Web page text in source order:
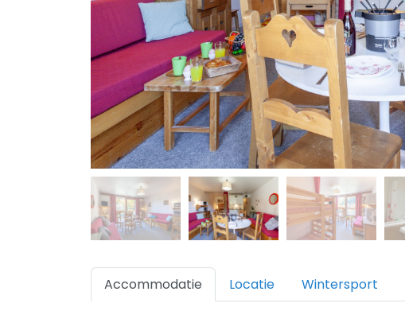
Accommodatie Locatie Wintersport